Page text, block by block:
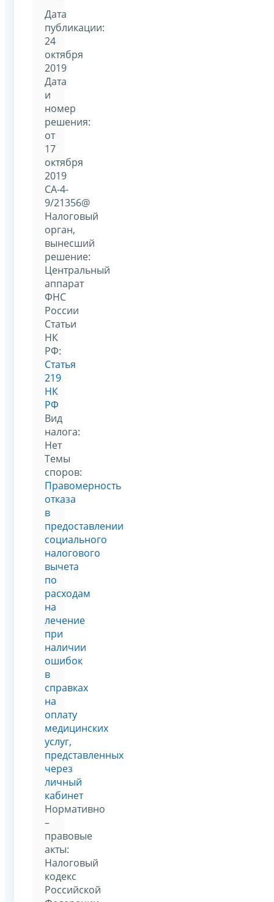
Дата
публикации:
24
октября
2019
Дата
и
номер
решения:
от
17
октября
2019
СА-4-
9/21356@
Налоговый
орган,
вынесший
решение:
Центральный
аппарат
ФНС
России
Статьи
НК
РФ:
Статья
219
НК
РФ
Вид
налога:
Нет
Темы
споров:
Правомерность
отказа
в
предоставлении
социального
налогового
вычета
по
расходам
на
лечение
при
наличии
ошибок
в
справках
на
оплату
медицинских
услуг,
представленных
через
личный
кабинет
Нормативно
–
правовые
акты:
Налоговый
кодекс
Российской